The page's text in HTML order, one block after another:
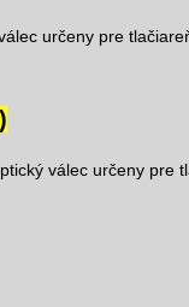
určeny pre
válec určeny